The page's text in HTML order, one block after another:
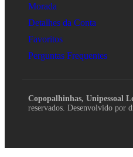
Morada
Detalhes da Conta
Favoritos
Perguntas Frequentes
Copopalhinhas, Unipessoal
reservados. Desenvolvido por